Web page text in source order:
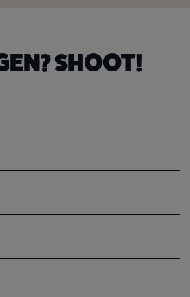
SHOOT!